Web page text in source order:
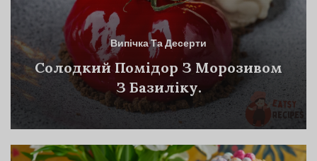
Випічка Та Десерти
Солодкий Помідор З Морозивом
З Базиліку.